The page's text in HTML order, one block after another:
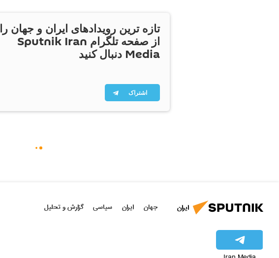
تازه ترین رویدادهای ایران و جهان را
از صفحه تلگرام Sputnik Iran
Media دنبال کنید
اشتراک
ایران جهان ایران سیاسی گزارش و تحلیل